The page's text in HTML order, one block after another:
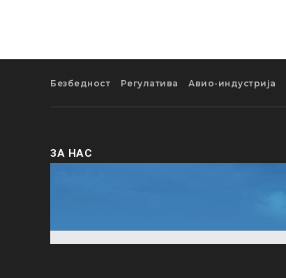
Безбедност Регулатива Авио-индустрија
ЗА НАС